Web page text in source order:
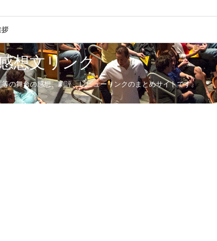
拶
想文リンク
の舞台の感想、劇評、レビューリンクのまとめサイトです。